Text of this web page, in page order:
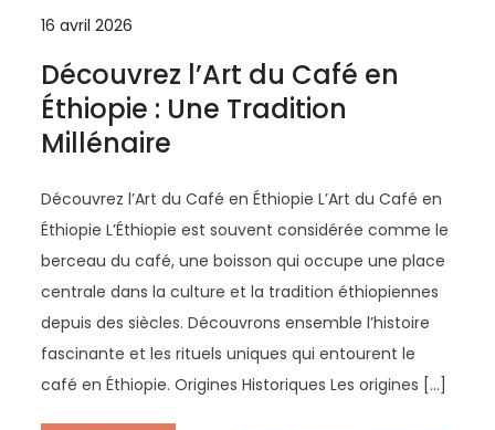
16 avril 2026
Découvrez l’Art du Café en
Éthiopie : Une Tradition
Millénaire
Découvrez l’Art du Café en Éthiopie L’Art du Café en
Éthiopie L’Éthiopie est souvent considérée comme le
berceau du café, une boisson qui occupe une place
centrale dans la culture et la tradition éthiopiennes
depuis des siècles. Découvrons ensemble l’histoire
fascinante et les rituels uniques qui entourent le
café en Éthiopie. Origines Historiques Les origines […]